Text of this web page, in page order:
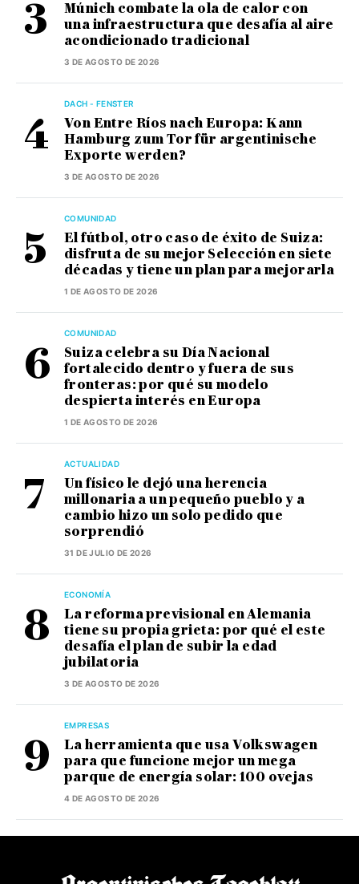
Múnich combate la ola de calor con
una infraestructura que desafía al aire
acondicionado tradicional
3 DE AGOSTO DE 2026
DACH - FENSTER
Von Entre Ríos nach Europa: Kann
Hamburg zum Tor für argentinische
Exporte werden?
3 DE AGOSTO DE 2026
COMUNIDAD
El fútbol, otro caso de éxito de Suiza:
disfruta de su mejor Selección en siete
décadas y tiene un plan para mejorarla
1 DE AGOSTO DE 2026
COMUNIDAD
Suiza celebra su Día Nacional
fortalecido dentro y fuera de sus
fronteras: por qué su modelo
despierta interés en Europa
1 DE AGOSTO DE 2026
ACTUALIDAD
Un físico le dejó una herencia
millonaria a un pequeño pueblo y a
cambio hizo un solo pedido que
sorprendió
31 DE JULIO DE 2026
ECONOMÍA
La reforma previsional en Alemania
tiene su propia grieta: por qué el este
desafía el plan de subir la edad
jubilatoria
3 DE AGOSTO DE 2026
EMPRESAS
La herramienta que usa Volkswagen
para que funcione mejor un mega
parque de energía solar: 100 ovejas
4 DE AGOSTO DE 2026